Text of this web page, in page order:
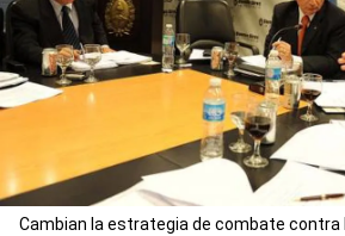
Cambian la estrategia de combate contra